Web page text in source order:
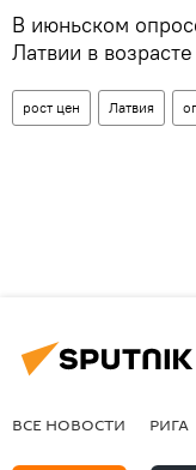
В июньском
Латвии в
рост цен Латвия
ВСЕ НОВОСТИ РИГА